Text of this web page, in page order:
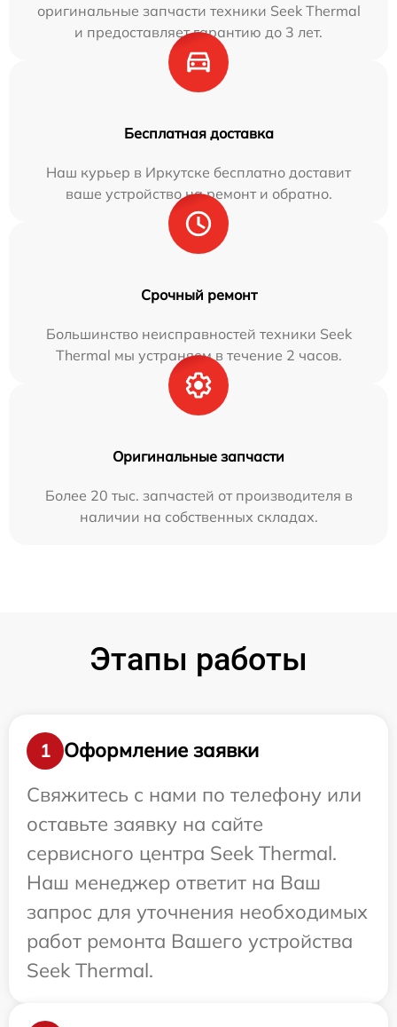
оригинальные запчасти техники Seek Thermal
и предоставляет гарантию до 3 лет.
Бесплатная доставка
Наш курьер в Иркутске бесплатно доставит
ваше устройство на ремонт и обратно.
Срочный ремонт
Большинство неисправностей техники Seek
Thermal мы устраняем в течение 2 часов.
Оригинальные запчасти
Более 20 тыс. запчастей от производителя в
наличии на собственных складах.
Этапы работы
1
Оформление заявки
Свяжитесь с нами по телефону или
оставьте заявку на сайте
сервисного центра Seek Thermal.
Наш менеджер ответит на Ваш
запрос для уточнения необходимых
работ ремонта Вашего устройства
Seek Thermal.